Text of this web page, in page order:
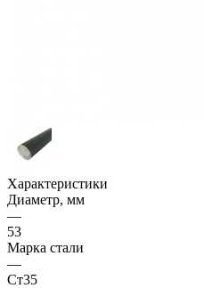
Характеристики
Диаметр, мм
—
53
Марка стали
—
Ст35